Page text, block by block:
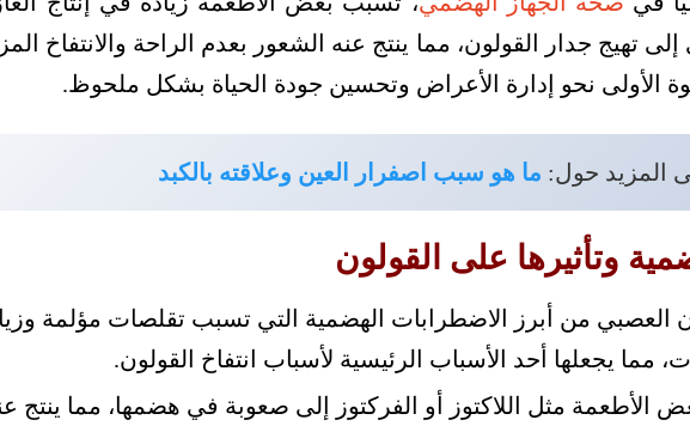
تهيج جدار القولون، مما ينتج عنه الشعور بعدم الراحة والانتفاخ
الأولى نحو إدارة الأعراض وتحسين جودة الحياة بشكل ملحوظ.
المزيد حول: ما هو سبب اصفرار العين وعلاقته بالكبد
وتأثيرها على القولون
العصبي من أبرز الاضطرابات الهضمية التي تسبب تقلصات مؤلمة
مما يجعلها أحد الأسباب الرئيسية لأسباب انتفاخ القولون.
الأطعمة مثل اللاكتوز أو الفركتوز إلى صعوبة في هضمها، مما ينتج